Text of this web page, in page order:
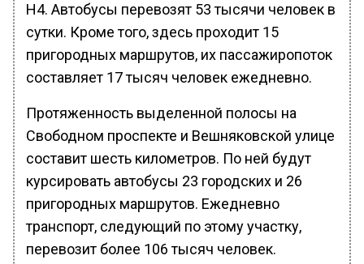
Н4. Автобусы перевозят 53 тысячи человек в
сутки. Кроме того, здесь проходит 15
пригородных маршрутов, их пассажиропоток
составляет 17 тысяч человек ежедневно.
Протяженность выделенной полосы на
Свободном проспекте и Вешняковской улице
составит шесть километров. По ней будут
курсировать автобусы 23 городских и 26
пригородных маршрутов. Ежедневно
транспорт, следующий по этому участку,
перевозит более 106 тысяч человек.